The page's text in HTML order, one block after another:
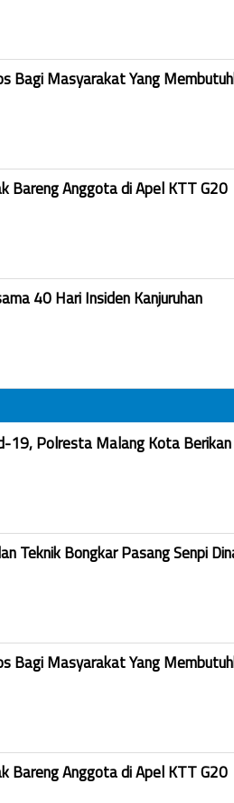
Bagi Masyarakat Yang
Bareng Anggota di Apel KTT G20
40 Hari Insiden Kanjuruhan
19, Polresta Malang Kota
Teknik Bongkar Pasang Senpi
Bagi Masyarakat Yang
Bareng Anggota di Apel KTT G20